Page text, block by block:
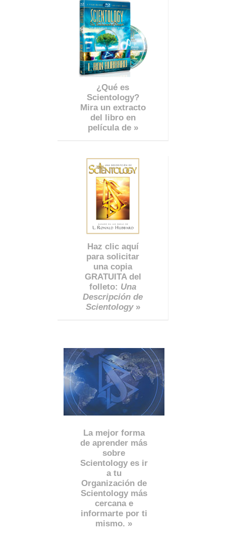
¿Qué es
Scientology?
Mira un extracto
del libro en
película de »
Haz clic aquí
para solicitar
una copia
GRATUITA del
folleto: Una
Descripción de
Scientology»
La mejor forma
de aprender más
sobre
Scientology es ir
a tu
Organización de
Scientology más
cercana e
informarte por ti
mismo. »